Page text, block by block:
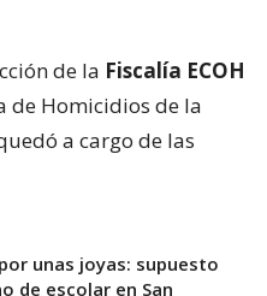
de la Fiscalía ECOH
de Homicidios de la
a cargo de las
unas joyas: supuesto
de escolar en San